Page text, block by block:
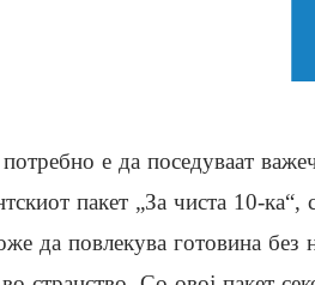
е да поседуваат
пакет „За чиста 10-ка“,
да повлекува готовина без